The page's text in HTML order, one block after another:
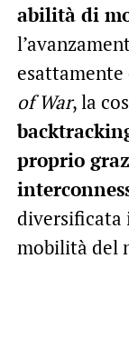
abilità di
esattamente
of War, la
proprio
diversificata
mobilità del